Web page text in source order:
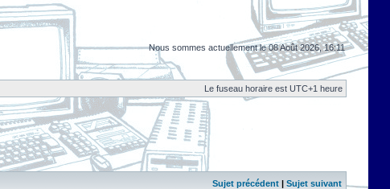
Nous sommes actuellement le 08 Août 2026, 16:11
Le fuseau horaire est UTC+1 heure
Sujet précédent | Sujet suivant